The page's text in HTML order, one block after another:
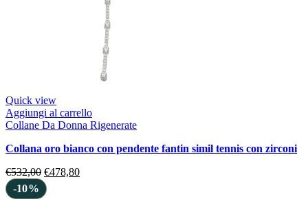
Quick view
Aggiungi al carrello
Collane Da Donna Rigenerate
collana oro bianco con pendente fantin simil tennis con zirconi
€532,00 €478,80
-10%